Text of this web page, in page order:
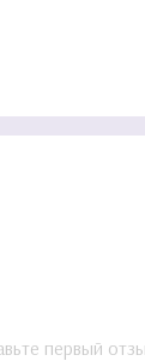
первый